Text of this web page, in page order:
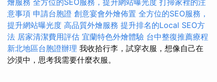
燴服務 全方位的SEO服務，提升網站曝光度 打掃家裡的注
意事項 申請台胞證 創意宴會外燴佈置 全方位的SEO服務，
提升網站曝光度 高品質外燴服務 提升排名的Local SEO方
法 居家清潔費用評估 宜蘭特色外燴體驗 台中整復推薦療程
新北地區台胞證辦理 我收拾行李，試穿衣服，想像自己在
沙漠中，思考我需要什麼衣服。